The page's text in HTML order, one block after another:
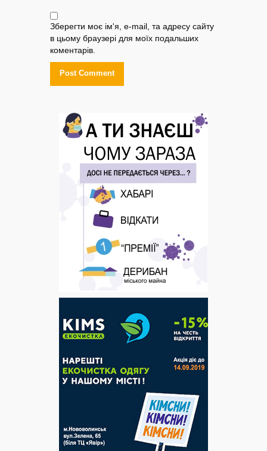
Зберегти моє ім'я, e-mail, та адресу сайту
в цьому браузері для моїх подальших
коментарів.